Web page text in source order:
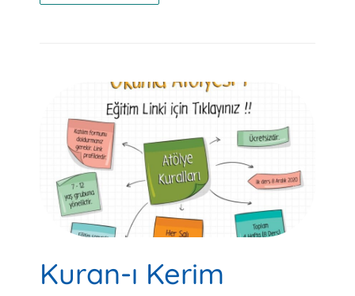
Kuran-ı Kerim